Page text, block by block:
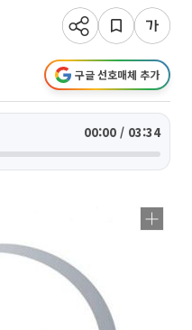
구글 선호매체 추가
00:00 / 03:34